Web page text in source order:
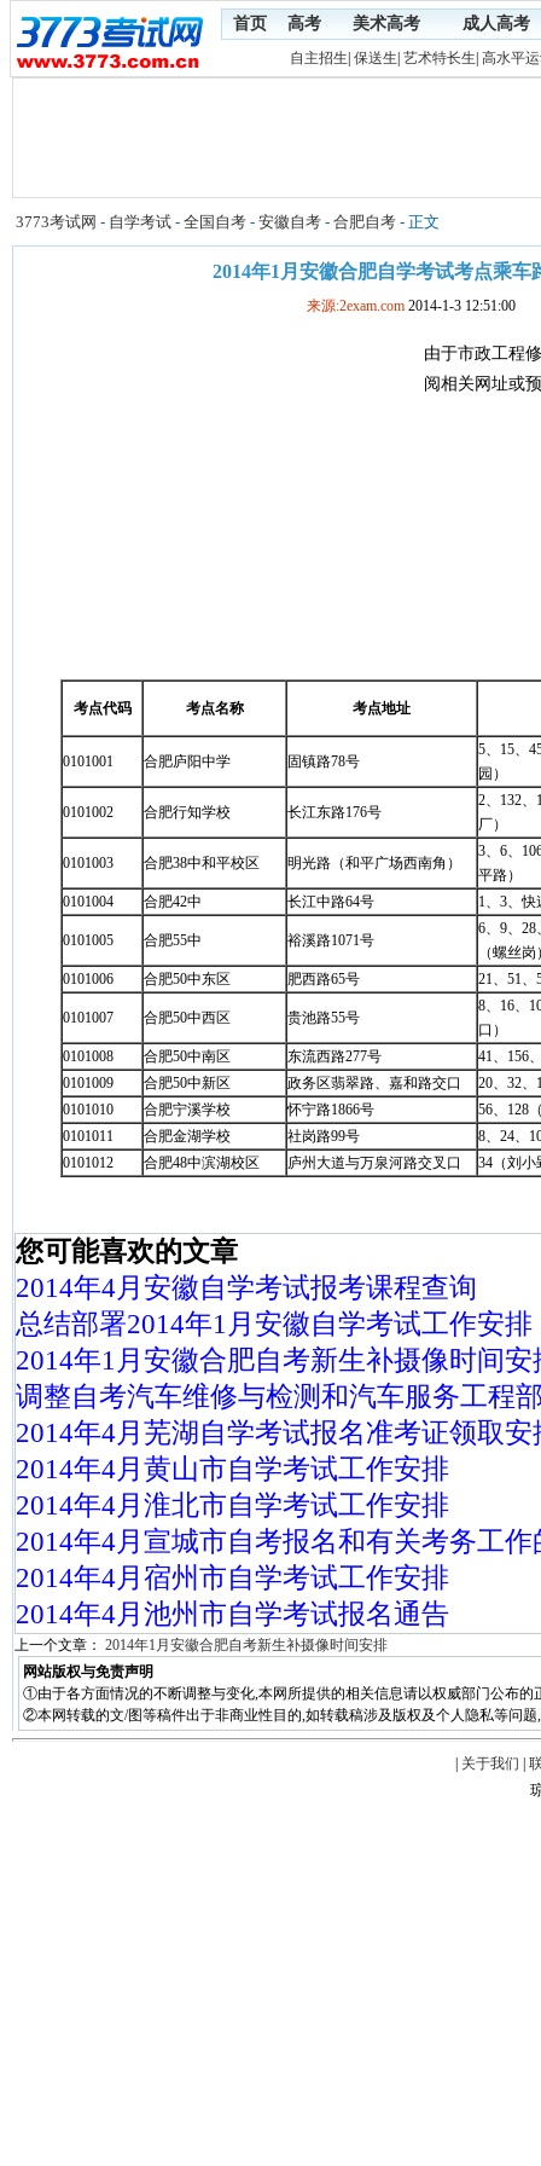
首页 高考 美术高考 成人高考
自主招生 保送生 艺术特长生 高水平
3773考试网 - 自学考试 - 全国自考 - 安徽自考 - 合肥自考 - 正文
2014年1月安徽合肥自学考试考点乘车
来源:2exam.com 2014-1-3 12:51:00
由于市政工程
阅相关网址或
考点代码 考点名称 考点地址
0101001 合肥庐阳中学 固镇路78号
5、15、
园）
0101002 合肥行知学校 长江东路176号
2、132、
厂）
0101003 合肥38中和平校区 明光路（和平广场西南角）
3、6、
平路）
0101004
合肥42中 长江中路64号 1、3、
0101005 合肥55中 裕溪路1071号
6、9、28
（螺丝岗
0101006
合肥50中东区 肥西路65号 21、51、
0101007 合肥50中西区 贵池路55号
8、16、
口）
0101008
合肥50中南区 东流西路277号
41、156
0101009
合肥50中新区 政务区翡翠路、嘉和路交口
20、32、
0101010
合肥宁溪学校 怀宁路1866号
56、128
0101011
合肥金湖学校 社岗路99号
8、24、
0101012
合肥48中滨湖校区 庐州大道与万泉河路交叉口 34（刘小
您可能喜欢的文章
2014年4月安徽自学考试报考课程查询
总结部署2014年1月安徽自学考试工作安排
2014年1月安徽合肥自考新生补摄像时间安
调整自考汽车维修与检测和汽车服务工程
2014年4月芜湖自学考试报名准考证领取安
2014年4月黄山市自学考试工作安排
2014年4月淮北市自学考试工作安排
2014年4月宣城市自考报名和有关考务工作
2014年4月宿州市自学考试工作安排
2014年4月池州市自学考试报名通告
上一个文章： 2014年1月安徽合肥自考新生补摄像时间安排
网站版权与免责声明
①由于各方面情况的不断调整与变化,本网所提供的相关信息请以权威部门公布的
②本网转载的文/图等稿件出于非商业性目的,如转载稿涉及版权及个人隐私等问题
关于我们